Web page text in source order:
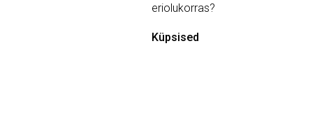
eriolukorras?
Küpsised